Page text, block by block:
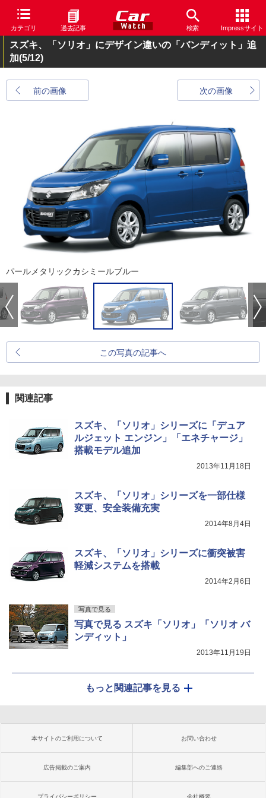
カテゴリ 過去記事 検索 Impressサイト
スズキ、「ソリオ」にデザイン違いの「バンディット」追
加(5/12)
前の画像 次の画像
パールメタリックカシミールブルー
この写真の記事へ
関連記事
スズキ、「ソリオ」シリーズに「デュア
ルジェット エンジン」「エネチャージ」
搭載モデル追加
2013年11月18日
スズキ、「ソリオ」シリーズを一部仕様
変更、安全装備充実
2014年8月4日
スズキ、「ソリオ」シリーズに衝突被害
軽減システムを搭載
2014年2月6日
写真で見る
写真で見る スズキ「ソリオ」「ソリオ バ
ンディット」
2013年11月19日
もっと関連記事を見る
本サイトのご利用について お問い合わせ
広告掲載のご案内 編集部へのご連絡
プライバシーポリシー 会社概要